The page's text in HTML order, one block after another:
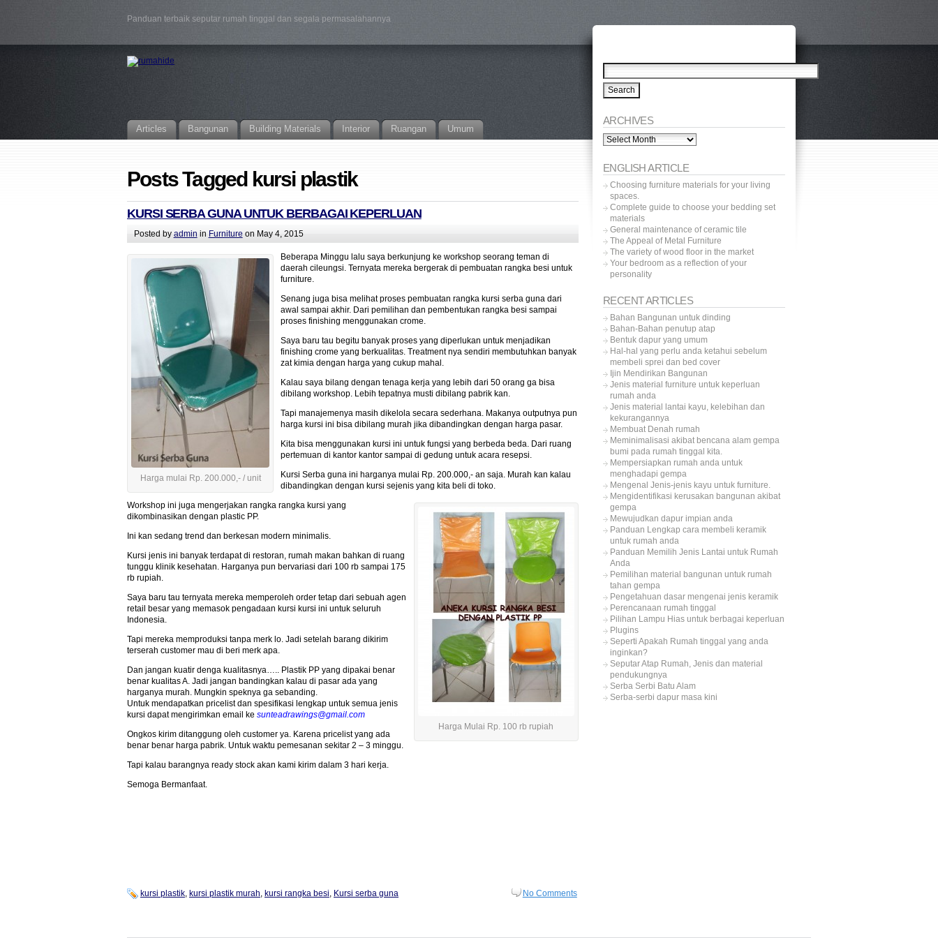
Panduan terbaik seputar rumah tinggal dan segala permasalahannya
Articles Bangunan Building Materials Interior Ruangan Umum
Posts Tagged kursi plastik
KURSI SERBA GUNA UNTUK BERBAGAI KEPERLUAN
Posted by admin in Furnitureon May 4, 2015
Harga mulai Rp. 200.000,- / unit
Beberapa Minggu lalu saya berkunjung ke workshop seorang teman di
daerah cileungsi. Ternyata mereka bergerak di pembuatan rangka besi untuk
furniture.
Senang juga bisa melihat proses pembuatan rangka kursi serba guna dari
awal sampai akhir. Dari pemilihan dan pembentukan rangka besi sampai
proses finishing menggunakan crome.
Saya baru tau begitu banyak proses yang diperlukan untuk menjadikan
finishing crome yang berkualitas. Treatment nya sendiri membutuhkan banyak
zat kimia dengan harga yang cukup mahal.
Kalau saya bilang dengan tenaga kerja yang lebih dari 50 orang ga bisa
dibilang workshop. Lebih tepatnya musti dibilang pabrik kan.
Tapi manajemenya masih dikelola secara sederhana. Makanya outputnya pun
harga kursi ini bisa dibilang murah jika dibandingkan dengan harga pasar.
Kita bisa menggunakan kursi ini untuk fungsi yang berbeda beda. Dari ruang
pertemuan di kantor kantor sampai di gedung untuk acara resepsi.
Kursi Serba guna ini harganya mulai Rp. 200.000,- an saja. Murah kan kalau
dibandingkan dengan kursi sejenis yang kita beli di toko.
Harga Mulai Rp. 100 rb rupiah
Workshop ini juga mengerjakan rangka rangka kursi yang
dikombinasikan dengan plastic PP.
Ini kan sedang trend dan berkesan modern minimalis.
Kursi jenis ini banyak terdapat di restoran, rumah makan bahkan di ruang
tunggu klinik kesehatan. Harganya pun bervariasi dari 100 rb sampai 175
rb rupiah.
Saya baru tau ternyata mereka memperoleh order tetap dari sebuah agen
retail besar yang memasok pengadaan kursi kursi ini untuk seluruh
Indonesia.
Tapi mereka memproduksi tanpa merk lo. Jadi setelah barang dikirim
terserah customer mau di beri merk apa.
Dan jangan kuatir denga kualitasnya….. Plastik PP yang dipakai benar
benar kualitas A. Jadi jangan bandingkan kalau di pasar ada yang
harganya murah. Mungkin speknya ga sebanding.
Untuk mendapatkan pricelist dan spesifikasi lengkap untuk semua jenis
kursi dapat mengirimkan email ke sunteadrawings@gmail.com
Ongkos kirim ditanggung oleh customer ya. Karena pricelist yang ada
benar benar harga pabrik. Untuk waktu pemesanan sekitar 2 – 3 minggu.
Tapi kalau barangnya ready stock akan kami kirim dalam 3 hari kerja.
Semoga Bermanfaat.
kursi plastik kursi plastik murah kursi rangka besi Kursi serba guna No Comments
ARCHIVES
Archives
ENGLISH ARTICLE
Choosing furniture materials for your living
spaces.
Complete guide to choose your bedding set
materials
General maintenance of ceramic tile
The Appeal of Metal Furniture
The variety of wood floor in the market
Your bedroom as a reflection of your
personality
RECENT ARTICLES
Bahan Bangunan untuk dinding
Bahan-Bahan penutup atap
Bentuk dapur yang umum
Hal-hal yang perlu anda ketahui sebelum
membeli sprei dan bed cover
Ijin Mendirikan Bangunan
Jenis material furniture untuk keperluan
rumah anda
Jenis material lantai kayu, kelebihan dan
kekurangannya
Membuat Denah rumah
Meminimalisasi akibat bencana alam gempa
bumi pada rumah tinggal kita.
Mempersiapkan rumah anda untuk
menghadapi gempa
Mengenal Jenis-jenis kayu untuk furniture.
Mengidentifikasi kerusakan bangunan akibat
gempa
Mewujudkan dapur impian anda
Panduan Lengkap cara membeli keramik
untuk rumah anda
Panduan Memilih Jenis Lantai untuk Rumah
Anda
Pemilihan material bangunan untuk rumah
tahan gempa
Pengetahuan dasar mengenai jenis keramik
Perencanaan rumah tinggal
Pilihan Lampu Hias untuk berbagai keperluan
Plugins
Seperti Apakah Rumah tinggal yang anda
inginkan?
Seputar Atap Rumah, Jenis dan material
pendukungnya
Serba Serbi Batu Alam
Serba-serbi dapur masa kini